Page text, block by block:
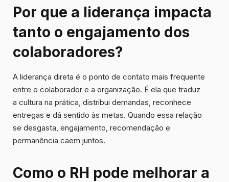
Por que a liderança impacta
tanto o engajamento dos
colaboradores?
A liderança direta é o ponto de contato mais frequente
entre o colaborador e a organização. É ela que traduz
a cultura na prática, distribui demandas, reconhece
entregas e dá sentido às metas. Quando essa relação
se desgasta, engajamento, recomendação e
permanência caem juntos.
Como o RH pode melhorar a